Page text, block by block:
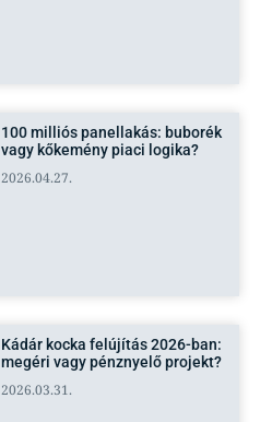
100 milliós panellakás: buborék
vagy kőkemény piaci logika?
2026.04.27.
Kádár kocka felújítás 2026-ban:
megéri vagy pénznyelő projekt?
2026.03.31.